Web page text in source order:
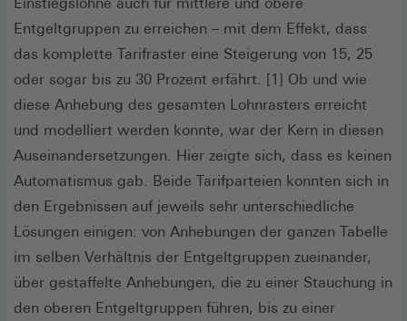
Entgeltgruppen zu erreichen – mit dem Effekt, dass
das komplette Tarifraster eine Steigerung von 15, 25
oder sogar bis zu 30 Prozent erfährt. [1] Ob und wie
diese Anhebung des gesamten Lohnrasters erreicht
und modelliert werden konnte, war der Kern in diesen
Auseinandersetzungen. Hier zeigte sich, dass es keinen
Automatismus gab. Beide Tarifparteien konnten sich in
den Ergebnissen auf jeweils sehr unterschiedliche
Lösungen einigen: von Anhebungen der ganzen Tabelle
im selben Verhältnis der Entgeltgruppen zueinander,
über gestaffelte Anhebungen, die zu einer Stauchung in
den oberen Entgeltgruppen führen, bis zu einer